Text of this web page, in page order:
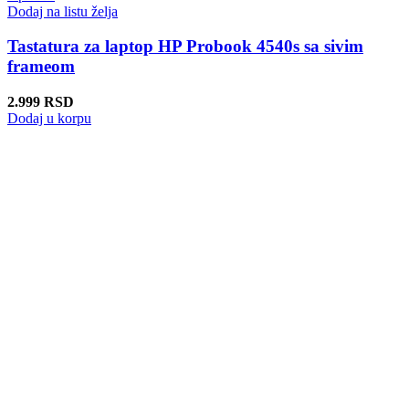
Dodaj na listu želja
Tastatura za laptop HP Probook 4540s sa sivim
frameom
2.999 RSD
Dodaj u korpu